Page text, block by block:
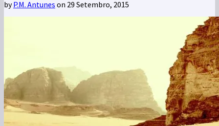
byP.M. Antunes on 29 Setembro, 2015